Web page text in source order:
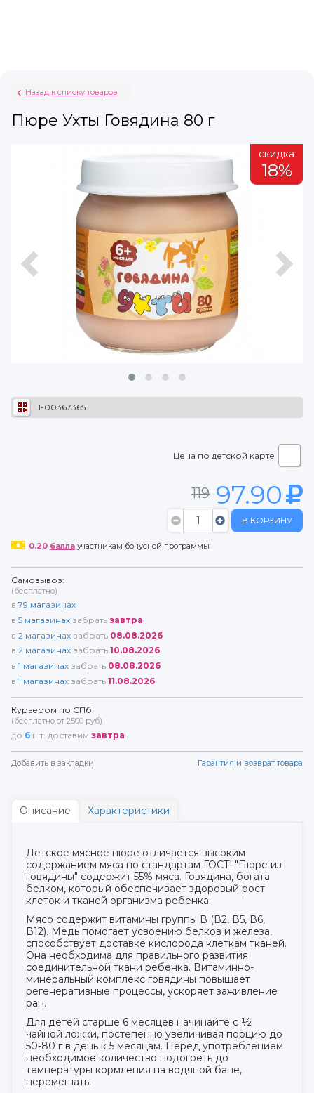
Назад к списку товаров
Пюре Ухты Говядина 80 г
скидка
18%
1-00367365
Цена по детской карте
119 97.90
В КОРЗИНУ
0.20 баллаучастникам бонусной программы
Самовывоз:
(бесплатно)
в 79 магазинах
в 5 магазинах забрать завтра
в 2 магазинах забрать 08.08.2026
в 2 магазинах забрать 10.08.2026
в 1 магазинах забрать 08.08.2026
в 1 магазинах забрать 11.08.2026
Курьером по СПб:
(бесплатно от 2500 руб)
до 6 шт. доставим завтра
Добавить в закладки Гарантия и возврат товара
Описание Характеристики
Детское мясное пюре отличается высоким
содержанием мяса по стандартам ГОСТ! "Пюре из
говядины" содержит 55% мяса. Говядина, богата
белком, который обеспечивает здоровый рост
клеток и тканей организма ребенка.
Мясо содержит витамины группы В (В2, В5, В6,
В12). Медь помогает усвоению белков и железа,
способствует доставке кислорода клеткам тканей.
Она необходима для правильного развития
соединительной ткани ребенка. Витаминно-
минеральный комплекс говядины повышает
регенеративные процессы, ускоряет заживление
ран.
Для детей старше 6 месяцев начинайте с ½
чайной ложки, постепенно увеличивая порцию до
50-80 г в день к 5 месяцам. Перед употреблением
необходимое количество подогреть до
температуры кормления на водяной бане,
перемешать.